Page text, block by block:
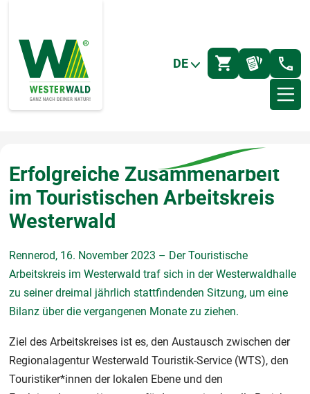
DE
Erfolgreiche Zusammenarbeit
im Touristischen Arbeitskreis
Westerwald
Rennerod, 16. November 2023 – Der Touristische
Arbeitskreis im Westerwald traf sich in der Westerwaldhalle
zu seiner dreimal jährlich stattfindenden Sitzung, um eine
Bilanz über die vergangenen Monate zu ziehen.
Ziel des Arbeitskreises ist es, den Austausch zwischen der
Regionalagentur Westerwald Touristik-Service (WTS), den
Touristiker*innen der lokalen Ebene und den